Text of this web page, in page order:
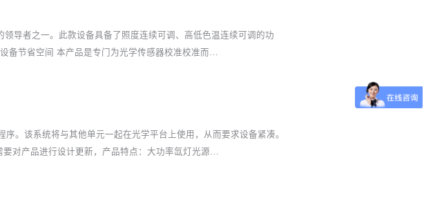
导者之一。此款设备具备了照度连续可调、高低色温连续可调的功
备节省空间 本产品是专门为光学传感器校准校准而…
。该系统将与其他单元一起在光学平台上使用，从而要求设备紧凑。
对产品进行设计更新，产品特点：大功率氙灯光源…